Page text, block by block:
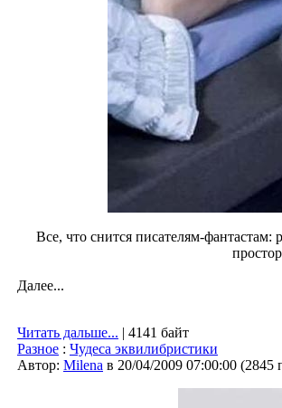
Все, что снится писателям-
Далее...
Читать дальше... | 4141 байт
Разное : Чудеса эквилибристики
Автор: Milena в 20/04/2009 07:00:00 (2845